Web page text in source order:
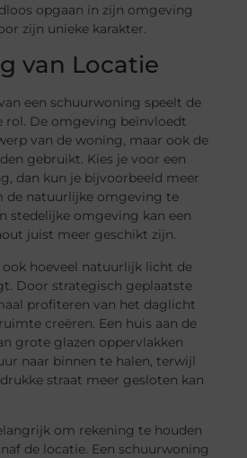
opgaan in zijn omgeving
zijn unieke karakter.
van Locatie
een schuurwoning speelt de
rol. De omgeving beïnvloedt
van de woning, maar ook de
gebruikt. Kies je voor een
dan kun je bijvoorbeeld meer
de natuurlijke omgeving te
stedelijke omgeving kan een
juist meer geschikt zijn.
hoeveel natuurlijk licht de
Door strategisch geplaatste
profiteren van het daglicht
creëren. Een huis aan de
grote glazen oppervlakken
naar binnen te halen, terwijl
straat meer gesloten kan
om rekening te houden
de locatie. Een schuurwoning